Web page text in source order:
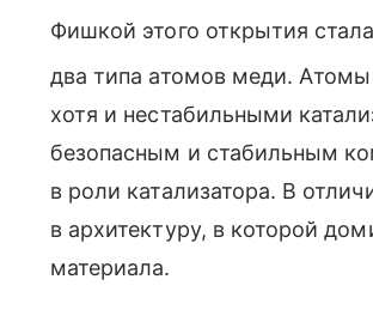
Фишкой этого открытия
два типа атомов меди.
хотя и нестабильными
безопасным и стабильным
в роли катализатора. В
в архитектуру, в которой
материала.